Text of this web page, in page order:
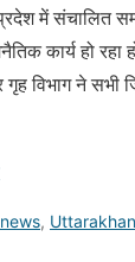
में संचालित
कार्य हो रहा
विभाग ने सभी
,